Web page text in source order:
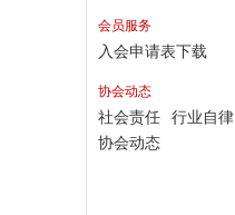
会员服务
入会申请表下载
协会动态
社会责任
行业自律
协会动态